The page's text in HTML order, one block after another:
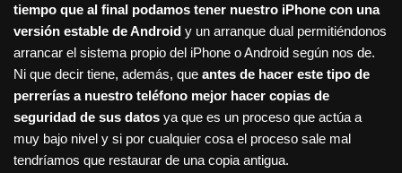
tiempo que al final podamos tener nuestro iPhone con una
versión estable de Android y un arranque dual permitiéndonos
arrancar el sistema propio del iPhone o Android según nos de.
Ni que decir tiene, además, que antes de hacer este tipo de
perrerías a nuestro teléfono mejor hacer copias de
seguridad de sus datos ya que es un proceso que actúa a
muy bajo nivel y si por cualquier cosa el proceso sale mal
tendríamos que restaurar de una copia antigua.